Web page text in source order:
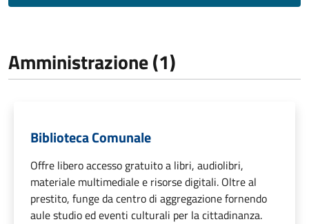
Amministrazione (1)
Biblioteca Comunale
Offre libero accesso gratuito a libri, audiolibri,
materiale multimediale e risorse digitali. Oltre al
prestito, funge da centro di aggregazione fornendo
aule studio ed eventi culturali per la cittadinanza.